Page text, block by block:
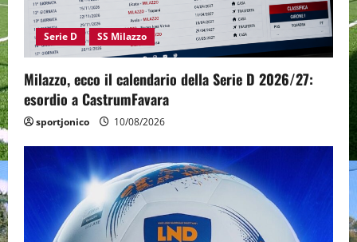
Serie D SS Milazzo
Milazzo, ecco il calendario della Serie D 2026/27:
esordio a CastrumFavara
sportjonico 10/08/2026